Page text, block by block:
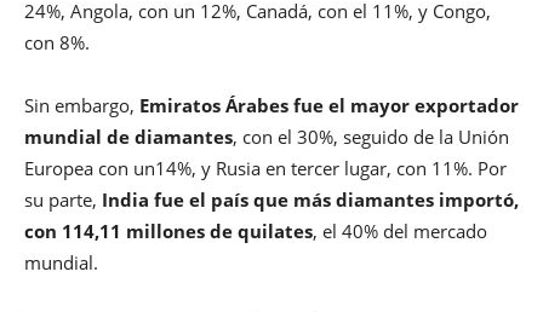
24%, Angola, con un 12%, Canadá, con el 11%, y Congo,
con 8%.
Sin embargo, Emiratos Árabes fue el mayor exportador
mundial de diamantes, con el 30%, seguido de la Unión
Europea con un14%, y Rusia en tercer lugar, con 11%. Por
su parte, India fue el país que más diamantes importó,
con 114,11 millones de quilates, el 40% del mercado
mundial.